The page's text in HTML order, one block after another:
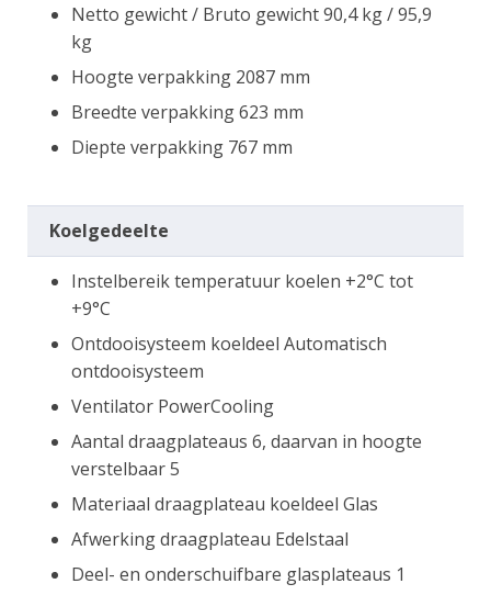
Netto gewicht / Bruto gewicht 90,4 kg / 95,9
kg
Hoogte verpakking 2087 mm
Breedte verpakking 623 mm
Diepte verpakking 767 mm
Koelgedeelte
Instelbereik temperatuur koelen +2°C tot
+9°C
Ontdooisysteem koeldeel Automatisch
ontdooisysteem
Ventilator PowerCooling
Aantal draagplateaus 6, daarvan in hoogte
verstelbaar 5
Materiaal draagplateau koeldeel Glas
Afwerking draagplateau Edelstaal
Deel- en onderschuifbare glasplateaus 1